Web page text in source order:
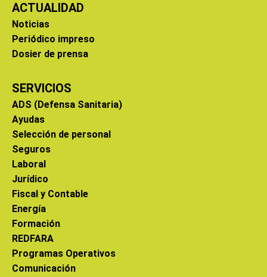
ACTUALIDAD
Noticias
Periódico impreso
Dosier de prensa
SERVICIOS
ADS (Defensa Sanitaria)
Ayudas
Selección de personal
Seguros
Laboral
Jurídico
Fiscal y Contable
Energía
Formación
REDFARA
Programas Operativos
Comunicación